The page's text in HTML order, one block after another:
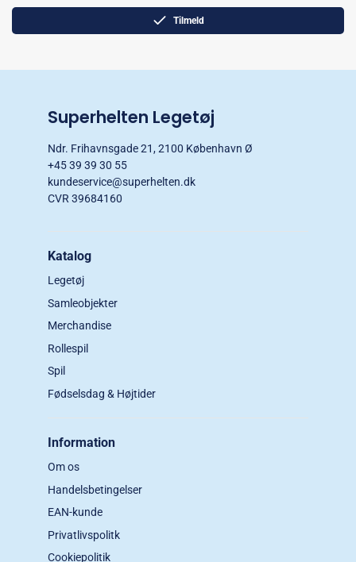
Tilmeld
Superhelten Legetøj
Ndr. Frihavnsgade 21, 2100 København Ø
+45 39 39 30 55
kundeservice@superhelten.dk
CVR 39684160
Katalog
Legetøj
Samleobjekter
Merchandise
Rollespil
Spil
Fødselsdag & Højtider
Information
Om os
Handelsbetingelser
EAN-kunde
Privatlivspolitk
Cookiepolitik